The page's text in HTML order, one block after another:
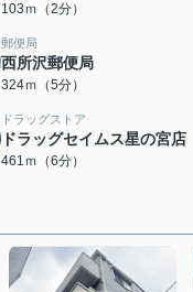
103ｍ（2分）
郵便局
西所沢郵便局
324ｍ（5分）
ドラッグストア
ドラッグセイムス星の宮店
461ｍ（6分）